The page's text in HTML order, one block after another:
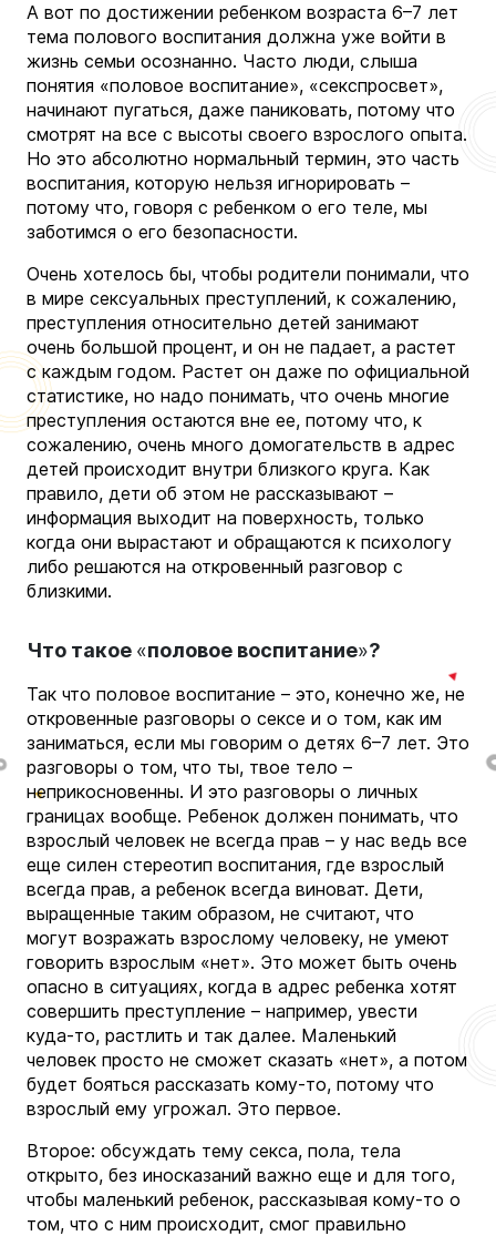
А вот по достижении ребенком возраста 6–7 лет
тема полового воспитания должна уже войти в
жизнь семьи осознанно. Часто люди, слыша
понятия «половое воспитание», «секспросвет»,
начинают пугаться, даже паниковать, потому что
смотрят на все с высоты своего взрослого опыта.
Но это абсолютно нормальный термин, это часть
воспитания, которую нельзя игнорировать –
потому что, говоря с ребенком о его теле, мы
заботимся о его безопасности.
Очень хотелось бы, чтобы родители понимали, что
в мире сексуальных преступлений, к сожалению,
преступления относительно детей занимают
очень большой процент, и он не падает, а растет
с каждым годом. Растет он даже по официальной
статистике, но надо понимать, что очень многие
преступления остаются вне ее, потому что, к
сожалению, очень много домогательств в адрес
детей происходит внутри близкого круга. Как
правило, дети об этом не рассказывают –
информация выходит на поверхность, только
когда они вырастают и обращаются к психологу
либо решаются на откровенный разговор с
близкими.
Что такое «половое воспитание»?
Так что половое воспитание – это, конечно же, не
откровенные разговоры о сексе и о том, как им
заниматься, если мы говорим о детях 6–7 лет. Это
разговоры о том, что ты, твое тело –
неприкосновенны. И это разговоры о личных
границах вообще. Ребенок должен понимать, что
взрослый человек не всегда прав – у нас ведь все
еще силен стереотип воспитания, где взрослый
всегда прав, а ребенок всегда виноват. Дети,
выращенные таким образом, не считают, что
могут возражать взрослому человеку, не умеют
говорить взрослым «нет». Это может быть очень
опасно в ситуациях, когда в адрес ребенка хотят
совершить преступление – например, увести
куда-то, растлить и так далее. Маленький
человек просто не сможет сказать «нет», а потом
будет бояться рассказать кому-то, потому что
взрослый ему угрожал. Это первое.
Второе: обсуждать тему секса, пола, тела
открыто, без иносказаний важно еще и для того,
чтобы маленький ребенок, рассказывая кому-то о
том, что с ним происходит, смог правильно